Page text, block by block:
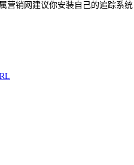
销网建议你安装自己的追踪系